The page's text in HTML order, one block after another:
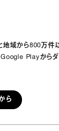
域から800万件
Playからダ
ら